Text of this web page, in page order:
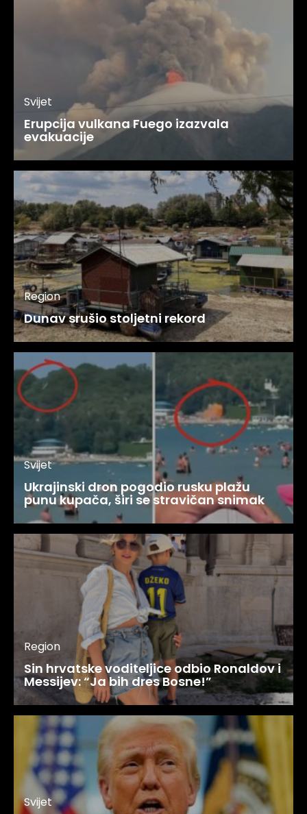
Svijet
Erupcija vulkana Fuego izazvala
evakuacije
Region
Dunav srušio stoljetni rekord
Svijet
Ukrajinski dron pogodio rusku plažu
punu kupača, širi se stravičan snimak
Region
Sin hrvatske voditeljice odbio Ronaldov i
Messijev: “Ja bih dres Bosne!”
Svijet